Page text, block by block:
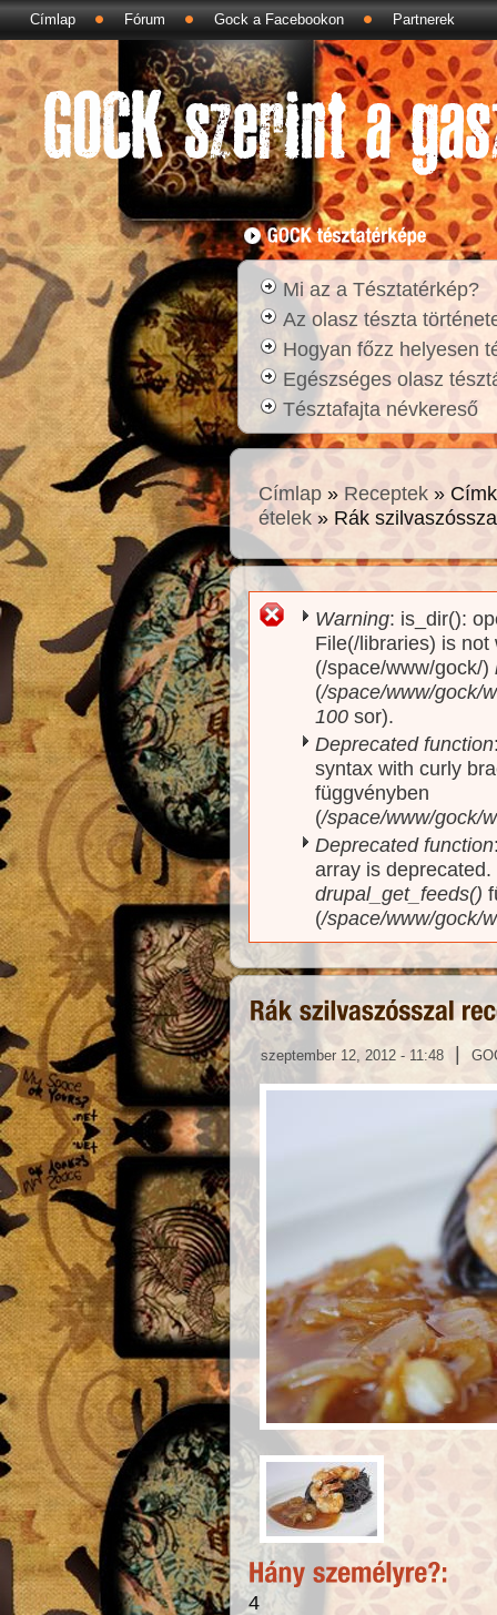
Címlap Fórum Gock a Facebookon Partnerek
Mi az a Tésztatérkép?
Az olasz tészta
Hogyan főzz helyesen
Egészséges olasz
Tésztafajta névkereső
Címlap » Receptek »
ételek » Rák
Hibaüzenet
Warning: is_dir():
File(/libraries) is
(/space/www/gock/)
(/space/www/gock/
100 sor).
Deprecated function
syntax with curly
függvényben
(/space/www/gock/
Deprecated function
array is
drupal_get_feeds()
(/space/www/gock/
szeptember 12, 2012 - 11:48 |
4